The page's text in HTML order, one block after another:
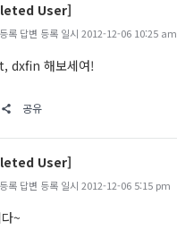
User]
록 답변 등록 일시 2012-12-06 10:25 am
dxfin 해보세여!
공유
User]
록 답변 등록 일시 2012-12-06 5:15 pm
~